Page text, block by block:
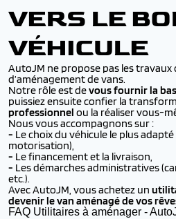
VERS LE
VÉHICULE
AutoJM ne propose pas les
d’aménagement de vans.
Notre rôle est devous fournir la
puissiez ensuite confier la
professionnel ou la réaliser vous-
Nous vous accompagnons sur :
- Le choix du véhicule le plus
motorisation),
- Le financement et la livraison,
- Les démarches administratives
etc.).
Avec AutoJM, vous achetez un
devenir le van aménagé de vos
FAQ Utilitaires à aménager -